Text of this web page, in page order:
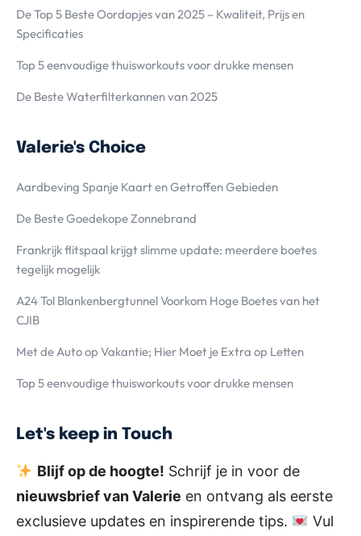
De Top 5 Beste Oordopjes van 2025 – Kwaliteit, Prijs en
Specificaties
Top 5 eenvoudige thuisworkouts voor drukke mensen
De Beste Waterfilterkannen van 2025
Valerie's Choice
Aardbeving Spanje Kaart en Getroffen Gebieden
De Beste Goedekope Zonnebrand
Frankrijk flitspaal krijgt slimme update: meerdere boetes
tegelijk mogelijk
A24 Tol Blankenbergtunnel Voorkom Hoge Boetes van het
CJIB
Met de Auto op Vakantie; Hier Moet je Extra op Letten
Top 5 eenvoudige thuisworkouts voor drukke mensen
Let's keep in Touch
Blijf op de hoogte! Schrijf je in voor de
nieuwsbrief van Valerie en ontvang als eerste
exclusieve updates en inspirerende tips.
Vul